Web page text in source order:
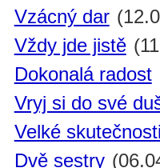
Vzácný dar
Vždy jde jistě
Dokonalá radost
Vryj si do své
Velké skutečnosti
Dvě sestry